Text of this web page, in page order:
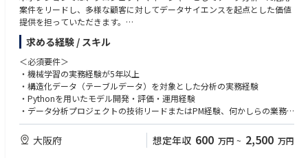
・入社時：上下水道の基礎案件を主担当として担っていただきます。
・中期：道路・橋梁などの経験を応用し、複数案件をリード
又、マネジメント業務についても担っていただきます。
・将来：資格取得（RCCM／技術士など）→資格手当で収入UP
受験費用や講習費用は全額会社負担で、合格後は資格手当も支給されま
す。
資格を取得すれば、担当できる業務の幅が広がり、年収UPも可能。
■組織構成
・大阪本社勤務、20～60代まで幅広く在籍
・一人あたり平均5件/年を担当
・ベテランが若手に直接ノウハウを伝えます
案件をリードし、多様な顧客に対してデータサイエンスを起点とした価値
提供を担っていただきます。
ジュニア〜ミドルクラスのデータサイエンティストとチームを組みなが
ら、分析戦略の設計・提案から、モデル構築、実装、運用設計（MLOps）
までを一貫して主導。さらに、実務を通じて得た知見や技術資産を基に、
同社独自の技術パッケージや自社プロダクトの創出にも関わっていただき
ます。
幅広い業種・領域に触れながら、分析×ビジネスを結ぶ上流工程から現場
実装までを横断的に担えるポジションです。
【プロジェクト体制】
2名～6名程度でチーミング
求める経験 / スキル
＜必須要件＞
・機械学習の実務経験が5年以上
・構造化データ（テーブルデータ）を対象とした分析の実務経験
・Pythonを用いたモデル開発・評価・運用経験
・データ分析プロジェクトの技術リードまたはPM経験、何かしらの業務
を推進したご経験。
・日本語による高度な業務遂行能力（日本語能力試験N1相当）
大阪府 想定年収 600 万円 ~ 2,500 万円